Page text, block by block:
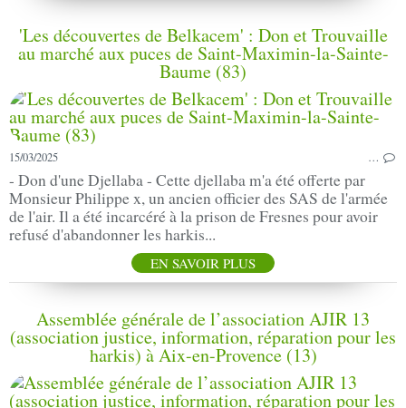
'Les découvertes de Belkacem' : Don et Trouvaille
au marché aux puces de Saint-Maximin-la-Sainte-
Baume (83)
15/03/2025 …
- Don d'une Djellaba - Cette djellaba m'a été offerte par
Monsieur Philippe x, un ancien officier des SAS de l'armée
de l'air. Il a été incarcéré à la prison de Fresnes pour avoir
refusé d'abandonner les harkis...
EN SAVOIR PLUS
Assemblée générale de l’association AJIR 13
(association justice, information, réparation pour les
harkis) à Aix-en-Provence (13)